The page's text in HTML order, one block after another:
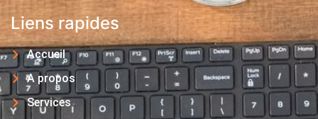
Liens rapides
Accueil
A propos
Services